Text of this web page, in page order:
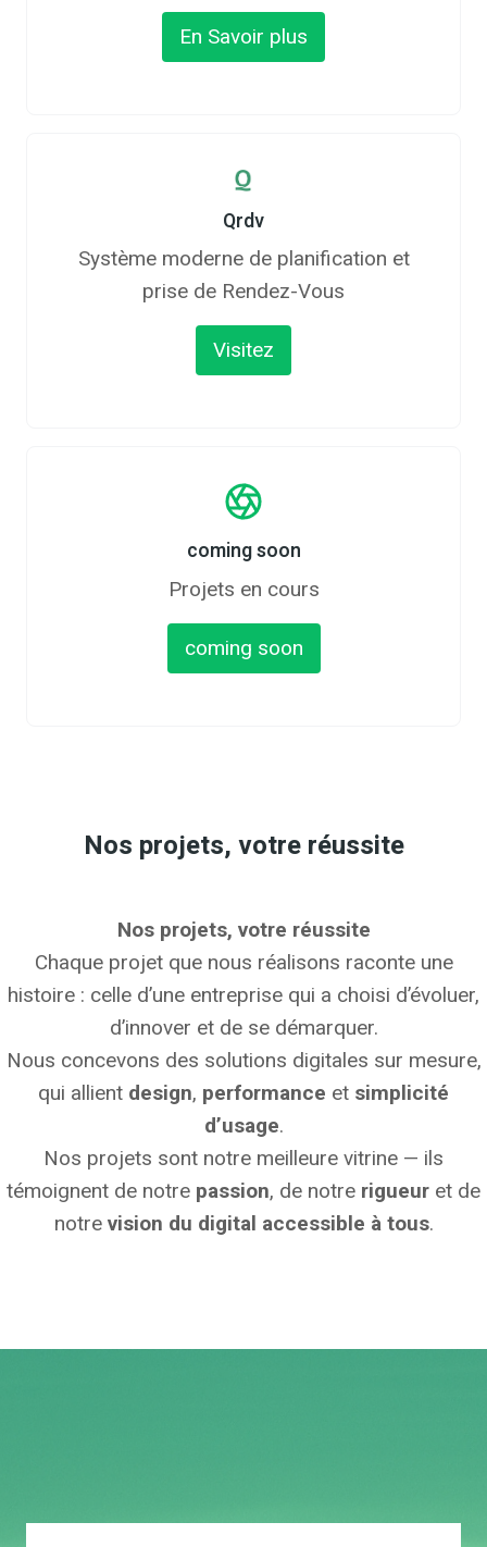
En Savoir plus
Qrdv
Système moderne de planification et
prise de Rendez-Vous
Visitez
coming soon
Projets en cours
coming soon
Nos projets, votre réussite
Nos projets, votre réussite
Chaque projet que nous réalisons raconte une
histoire : celle d’une entreprise qui a choisi d’évoluer,
d’innover et de se démarquer.
Nous concevons des solutions digitales sur mesure,
qui allient design, performance et simplicité
d’usage.
Nos projets sont notre meilleure vitrine — ils
témoignent de notre passion, de notre rigueur et de
notre vision du digital accessible à tous.